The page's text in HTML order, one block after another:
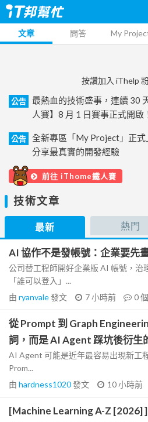
文章 問答 My
按讚加入 iThelp
公告
最熱血的技術盛事，連續 30
人賽】8 月 1 日賽事正式開啟
公告
全新專區「My Project」正式
分享最真實的開發經驗
前往 iThome鐵人賽
技術文章
最新 熱門
AI 協作不是發帳號：企業要先
公司替工程師開好企業版 AI 帳號，治
「誰可以登入」...
由 ryanvale發文 7 小時前 0
從 Prompt 到 Graph
詞，而是 AI Agent 踩坑後衍生
AI Agent 可能是近年最容易出現新工
Prom...
由 hardness1020發文 10 小時前
[Machine Learning A-Z [2026]